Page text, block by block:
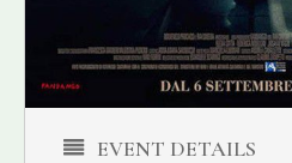
EVENT DETAILS